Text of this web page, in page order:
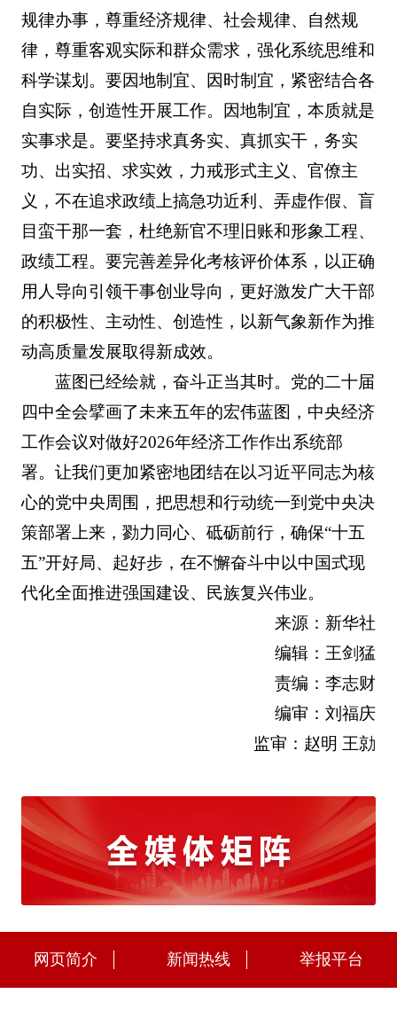
规律办事，尊重经济规律、社会规律、自然规
律，尊重客观实际和群众需求，强化系统思维和
科学谋划。要因地制宜、因时制宜，紧密结合各
自实际，创造性开展工作。因地制宜，本质就是
实事求是。要坚持求真务实、真抓实干，务实
功、出实招、求实效，力戒形式主义、官僚主
义，不在追求政绩上搞急功近利、弄虚作假、盲
目蛮干那一套，杜绝新官不理旧账和形象工程、
政绩工程。要完善差异化考核评价体系，以正确
用人导向引领干事创业导向，更好激发广大干部
的积极性、主动性、创造性，以新气象新作为推
动高质量发展取得新成效。
蓝图已经绘就，奋斗正当其时。党的二十届
四中全会擘画了未来五年的宏伟蓝图，中央经济
工作会议对做好2026年经济工作作出系统部
署。让我们更加紧密地团结在以习近平同志为核
心的党中央周围，把思想和行动统一到党中央决
策部署上来，勠力同心、砥砺前行，确保“十五
五”开好局、起好步，在不懈奋斗中以中国式现
代化全面推进强国建设、民族复兴伟业。
来源：新华社
编辑：王剑猛
责编：李志财
编审：刘福庆
监审：赵明 王勍
网页简介 新闻热线 举报平台